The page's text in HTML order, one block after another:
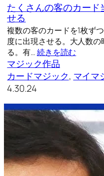
たくさんの客のカード
せる
複数の客のカードを1枚ず
度に出現させる。大人数
る。有…続きを読む
マジック作品
カードマジック, マイマ
4.30.24